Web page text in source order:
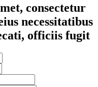
consectetur
necessitatibus
officiis fugit